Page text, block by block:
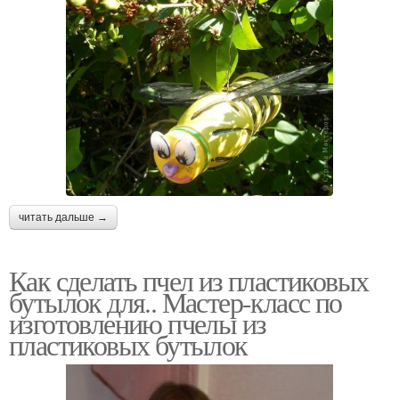
читать дальше →
Как сделать пчел из пластиковых
бутылок для.. Мастер-класс по
изготовлению пчелы из
пластиковых бутылок